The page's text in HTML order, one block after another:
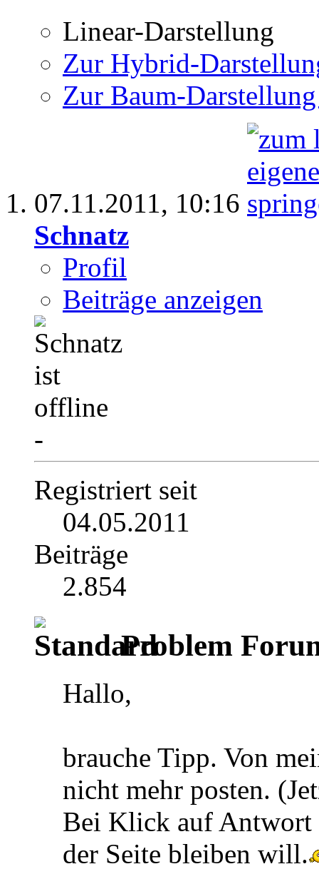
Linear-Darstellung
Zur Hybrid-
Zur Baum-
07.11.2011, 10:16
Schnatz
Profil
Beiträge anzeigen
-
Registriert seit
04.05.2011
Beiträge
2.854
Problem
Hallo,
brauche Tipp. Von
nicht mehr posten.
Bei Klick auf Antwort
der Seite bleiben will.